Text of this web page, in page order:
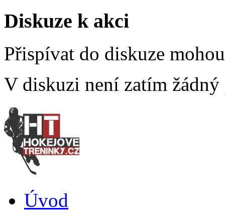
Diskuze k akci
Přispívat do diskuze
V diskuzi není zatím žádný
Úvod